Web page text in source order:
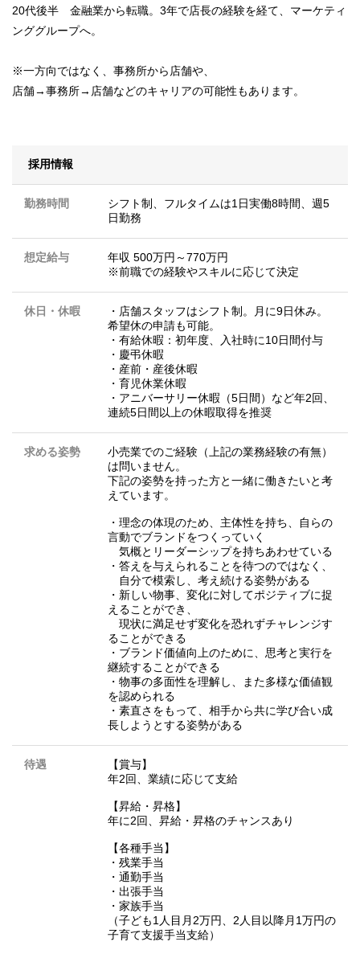
20代後半 金融業から転職。3年で店長の経験を経て、マーケティ
ンググループへ。
※一方向ではなく、事務所から店舗や、
店舗→事務所→店舗などのキャリアの可能性もあります。
採用情報
勤務時間
シフト制、フルタイムは1日実働8時間、週5
日勤務
想定給与
年収 500万円～770万円
※前職での経験やスキルに応じて決定
休日・休暇
・店舗スタッフはシフト制。月に9日休み。
希望休の申請も可能。
・有給休暇：初年度、入社時に10日間付与
・慶弔休暇
・産前・産後休暇
・育児休業休暇
・アニバーサリー休暇（5日間）など年2回、
連続5日間以上の休暇取得を推奨
求める姿勢
小売業でのご経験（上記の業務経験の有無）
は問いません。
下記の姿勢を持った方と一緒に働きたいと考
えています。
・理念の体現のため、主体性を持ち、自らの
言動でブランドをつくっていく
気概とリーダーシップを持ちあわせている
・答えを与えられることを待つのではなく、
自分で模索し、考え続ける姿勢がある
・新しい物事、変化に対してポジティブに捉
えることができ、
現状に満足せず変化を恐れずチャレンジす
ることができる
・ブランド価値向上のために、思考と実行を
継続することができる
・物事の多面性を理解し、また多様な価値観
を認められる
・素直さをもって、相手から共に学び合い成
長しようとする姿勢がある
待遇
【賞与】
年2回、業績に応じて支給
【昇給・昇格】
年に2回、昇給・昇格のチャンスあり
【各種手当】
・残業手当
・通勤手当
・出張手当
・家族手当
（子ども1人目月2万円、2人目以降月1万円の
子育て支援手当支給）